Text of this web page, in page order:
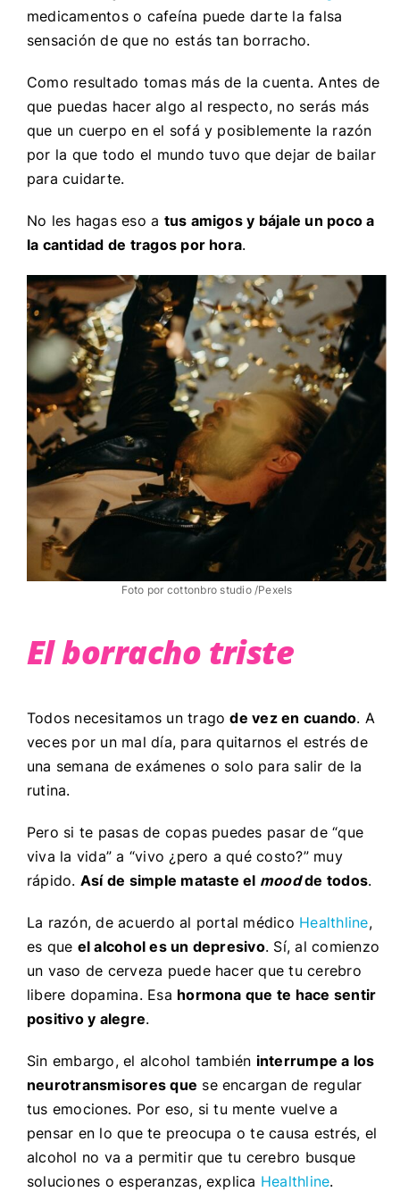
medicamentos o cafeína puede darte la falsa
sensación de que no estás tan borracho.
Como resultado tomas más de la cuenta. Antes de
que puedas hacer algo al respecto, no serás más
que un cuerpo en el sofá y posiblemente la razón
por la que todo el mundo tuvo que dejar de bailar
para cuidarte.
No les hagas eso a tus amigos y bájale un poco a
la cantidad de tragos por hora.
Foto por cottonbro studio /Pexels
El borracho triste
Todos necesitamos un tragode vez en cuando. A
veces por un mal día, para quitarnos el estrés de
una semana de exámenes o solo para salir de la
rutina.
Pero si te pasas de copas puedes pasar de “que
viva la vida” a “vivo ¿pero a qué costo?” muy
rápido. Así de simple mataste el moodde todos.
La razón, de acuerdo al portal médico Healthline,
es que el alcohol es un depresivo. Sí, al comienzo
un vaso de cerveza puede hacer que tu cerebro
libere dopamina. Esa hormona que te hace sentir
positivo y alegre.
Sin embargo, el alcohol también interrumpe a los
neurotransmisores que se encargan de regular
tus emociones. Por eso, si tu mente vuelve a
pensar en lo que te preocupa o te causa estrés, el
alcohol no va a permitir que tu cerebro busque
soluciones o esperanzas, explica Healthline.